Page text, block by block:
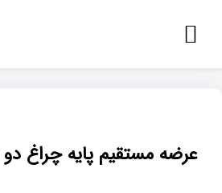
عرضه مستقیم پایه چراغ دو